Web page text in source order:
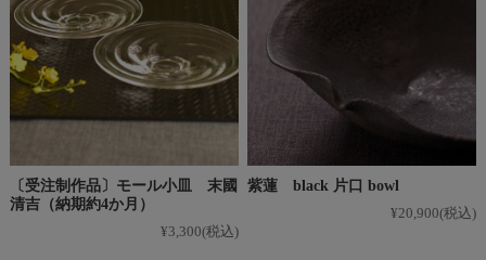
〔受注制作品〕モール小皿 末國
清吉（納期約4か月）
¥3,300(税込)
紫蓮 black 片口 bowl
¥20,900(税込)